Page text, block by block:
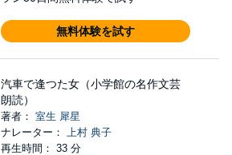
無料体験を試す
汽車で逢つた女（小学館の名作文芸
朗読）
著者： 室生 犀星
ナレーター：
上村 典子
再生時間： 33 分